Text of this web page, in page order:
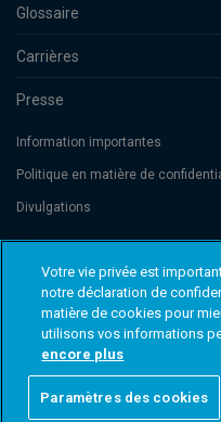
Glossaire
Carrières
Presse
Information importantes
Politique en matière de
Divulgations
Threadneedle Management
de Commerce et des Sociétés
Columbia Threadneedle
for the Financial Markets (AFM),
Threadneedle Investments
international du groupe de
Votre vie privée est
notre déclaration de
matière de cookies pour
utilisons vos informations
encore plus
Paramètres des cookies